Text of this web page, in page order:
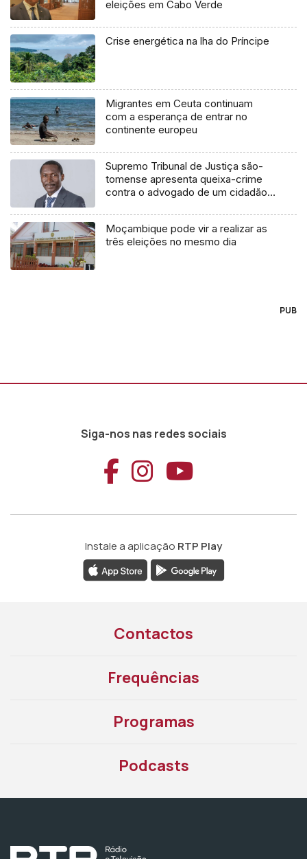
eleições em Cabo Verde
Crise energética na lha do Príncipe
Migrantes em Ceuta continuam
com a esperança de entrar no
continente europeu
Supremo Tribunal de Justiça são-
tomense apresenta queixa-crime
contra o advogado de um cidadão
Moçambique pode vir a realizar as
três eleições no mesmo dia
PUB
Siga-nos nas redes sociais
Aceder ao
Aceder ao
Aceder
Instale a aplicação RTP Play
Contactos
Frequências
Programas
Podcasts